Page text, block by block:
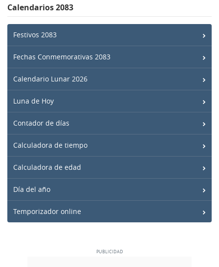
Calendarios 2083
Festivos 2083
Fechas Conmemorativas 2083
Calendario Lunar 2026
Luna de Hoy
Contador de días
Calculadora de tiempo
Calculadora de edad
Día del año
Temporizador online